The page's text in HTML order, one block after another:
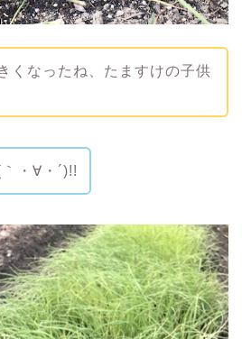
くなったね、たますけの子供
・∀・´)!!